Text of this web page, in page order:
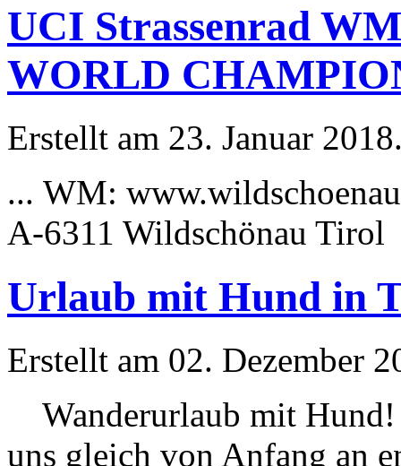
UCI Strassenrad
WORLD
Erstellt am 23. Januar
... WM:
A-6311 Wildschönau
Urlaub mit Hund in
Erstellt am 02. Dezember
Wanderurlaub mit Hund!
uns gleich von Anfang an